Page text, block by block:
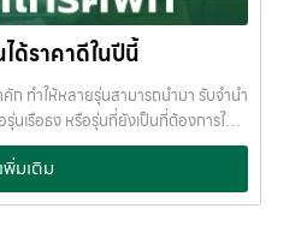
ด้ราคาดีในปีนี้
ทำให้หลายรุ่นสามารถนำมา รับจำนำ
นเรือธง หรือรุ่นที่ยังเป็นที่ต้องการใน
การ จำนำมือถือ ถือเป็นทางเลือกที่
ด บทความนี้ JumnumPlus ขอพาไปดู
ด้ราคาดีในปีนี้ iPhone รุ่นที่รับจำนำได้
พิ่มเติม